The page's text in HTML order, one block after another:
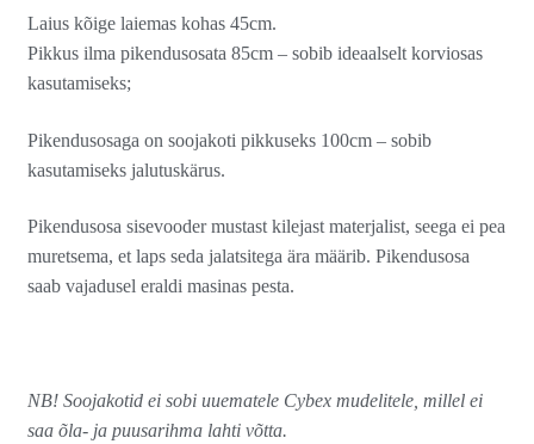
Laius kõige laiemas kohas 45cm.
Pikkus ilma pikendusosata 85cm – sobib ideaalselt korviosas
kasutamiseks;
Pikendusosaga on soojakoti pikkuseks 100cm – sobib
kasutamiseks jalutuskärus.
Pikendusosa sisevooder mustast kilejast materjalist, seega ei pea
muretsema, et laps seda jalatsitega ära määrib. Pikendusosa
saab vajadusel eraldi masinas pesta.
NB! Soojakotid ei sobi uuematele Cybex mudelitele, millel ei
saa õla- ja puusarihma lahti võtta.